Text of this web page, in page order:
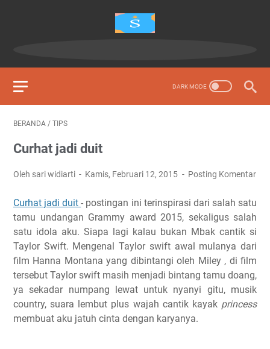
BERANDA / TIPS
Curhat jadi duit
Oleh sari widiarti Kamis, Februari 12, 2015 Posting Komentar
Curhat jadi duit- postingan ini terinspirasi dari salah satu
tamu undangan Grammy award 2015, sekaligus salah
satu idola aku. Siapa lagi kalau bukan Mbak cantik si
Taylor Swift. Mengenal Taylor swift awal mulanya dari
film Hanna Montana yang dibintangi oleh Miley , di film
tersebut Taylor swift masih menjadi bintang tamu doang,
ya sekadar numpang lewat untuk nyanyi gitu, musik
country, suara lembut plus wajah cantik kayak princess
membuat aku jatuh cinta dengan karyanya.